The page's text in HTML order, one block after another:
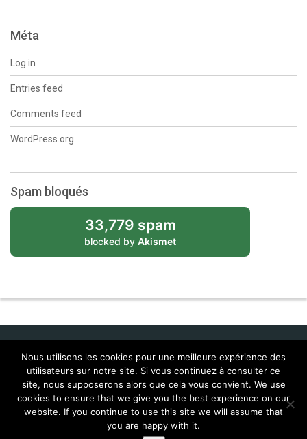
Méta
Log in
Entries feed
Comments feed
WordPress.org
Spam bloqués
33,779 spam
blocked by Akismet
Idol Corporate
Contacts Feral Interactive
Localisations (Corentin & Josy)
Lingua Franca , tous droits réservés
Nous utilisons les cookies pour une meilleure expérience des
utilisateurs sur notre site. Si vous continuez à consulter ce
site, nous supposerons alors que cela vous convient. We use
cookies to ensure that we give you the best experience on our
website. If you continue to use this site we will assume that
you are happy with it.